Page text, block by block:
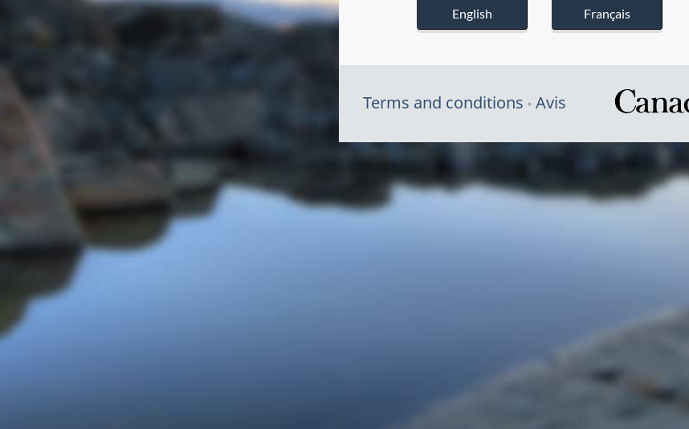
English Français
Terms and conditions Avis